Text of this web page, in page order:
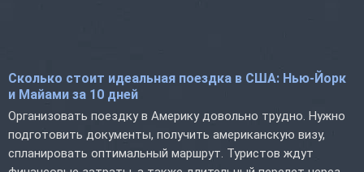
Сколько стоит идеальная поездка в США: Нью-Йорк
и Майами за 10 дней
Организовать поездку в Америку довольно трудно. Нужно
подготовить документы, получить американскую визу,
спланировать оптимальный маршрут. Туристов ждут